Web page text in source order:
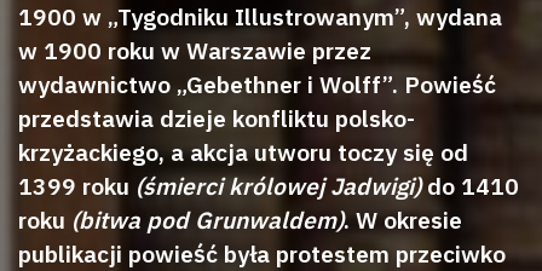
1900 w „Tygodniku Illustrowanym”, wydana
w 1900 roku w Warszawie przez
wydawnictwo „Gebethner i Wolff”. Powieść
przedstawia dzieje konfliktu polsko-
krzyżackiego, a akcja utworu toczy się od
1399 roku (śmierci królowej Jadwigi)do 1410
roku (bitwa pod Grunwaldem). W okresie
publikacji powieść była protestem przeciwko